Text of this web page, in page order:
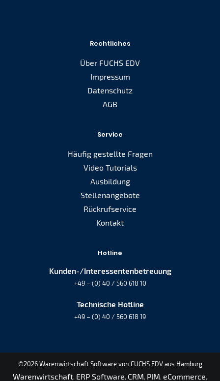
Rechtliches
Über FUCHS EDV
Impressum
Datenschutz
AGB
Service
Häufig gestellte Fragen
Video Tutorials
Ausbildung
Stellenangebote
Rückrufservice
Kontakt
Hotline
Kunden-/Interessentenbetreuung
+49 – (0) 40 / 560 618 10
Technische Hotline
+49 – (0) 40 / 560 618 19
©2026 Warenwirtschaft Software von FUCHS EDV aus Hamburg
Warenwirtschaft. ERP Software. CRM. PIM. eCommerce.